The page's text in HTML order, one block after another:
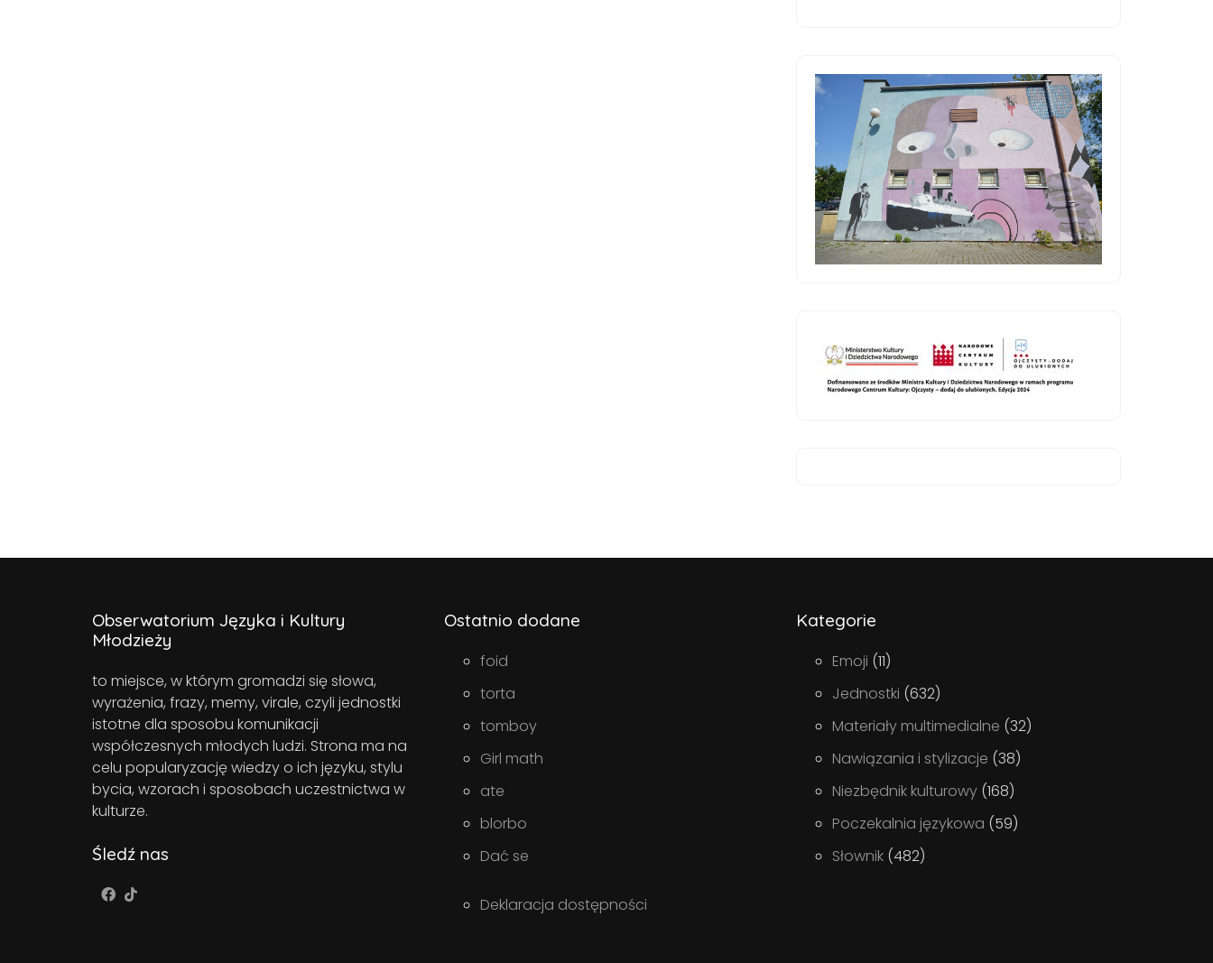
Obserwatorium Języka i Kultury
Młodzieży
to miejsce, w którym gromadzi się słowa,
wyrażenia, frazy, memy, virale, czyli jednostki
istotne dla sposobu komunikacji
współczesnych młodych ludzi. Strona ma na
celu popularyzację wiedzy o ich języku, stylu
bycia, wzorach i sposobach uczestnictwa w
kulturze.
Śledź nas
Ostatnio dodane
foid
torta
tomboy
Girl math
ate
blorbo
Dać se
Deklaracja dostępności
Kategorie
Emoji (11)
Jednostki (632)
Materiały multimedialne (32)
Nawiązania i stylizacje (38)
Niezbędnik kulturowy (168)
Poczekalnia językowa (59)
Słownik (482)